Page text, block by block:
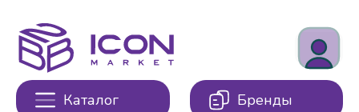
Каталог Бренды